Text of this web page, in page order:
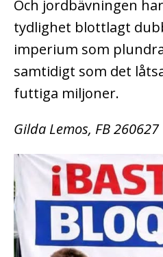
Och jordbävningen
tydlighet blottlagt
imperium som
samtidigt som det
futtiga miljoner.
Gilda Lemos, FB 260627